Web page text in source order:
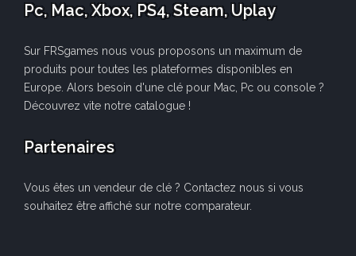
Pc, Mac, Xbox, PS4, Steam, Uplay
Sur FRSgames nous vous proposons un maximum de
produits pour toutes les plateformes disponibles en
Europe. Alors besoin d'une clé pour Mac, Pc ou console ?
Découvrez vite notre catalogue !
Partenaires
Vous êtes un vendeur de clé ? Contactez nous si vous
souhaitez être affiché sur notre comparateur.